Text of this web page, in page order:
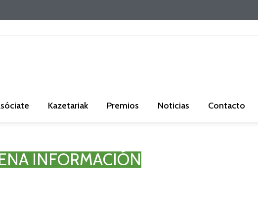
Kazetariak Premios Noticias Contacto
INFORMACIÓN